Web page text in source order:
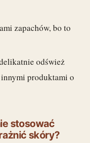
zapachów, bo to
odśwież
produktami o
stosować
skóry?